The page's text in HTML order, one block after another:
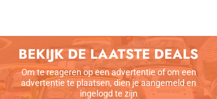
BEKIJK DE LAATSTE DEALS
Om te reageren op een advertentie of om een
advertentie te plaatsen, dien je aangemeld en
ingelogd te zijn